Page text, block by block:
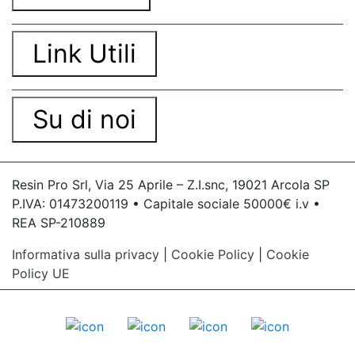
Link Utili
Su di noi
Resin Pro Srl, Via 25 Aprile – Z.I.snc, 19021 Arcola SP
P.IVA: 01473200119 • Capitale sociale 50000€ i.v •
REA SP-210889
Informativa sulla privacy
Cookie Policy
Cookie
Policy UE